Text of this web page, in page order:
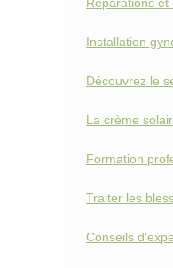
Installation
Découvrez le
La crème
Formation
Traiter les
Conseils